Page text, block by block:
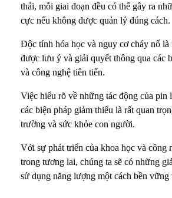
thải, mỗi giai đoạn đều có thể gây ra
cực nếu không được quản lý đúng cách.
Độc tính hóa học và nguy cơ cháy nổ là
được lưu ý và giải quyết thông qua các
và công nghệ tiên tiến.
Việc hiểu rõ về những tác động của pin
các biện pháp giảm thiểu là rất quan
trường và sức khỏe con người.
Với sự phát triển của khoa học và công
trong tương lai, chúng ta sẽ có những
sử dụng năng lượng một cách bền vững